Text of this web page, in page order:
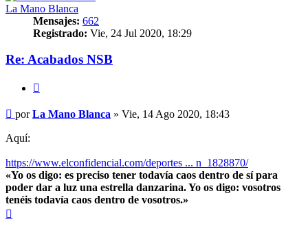
La Mano Blanca
Mensajes: 662
Registrado: Vie, 24 Jul 2020, 18:29
Re: Acabados NSB
Mensaje
porLa Mano Blanca » Vie, 14 Ago 2020, 18:43
Aquí:
https://www.elconfidencial.com/deportes ... n_1828870/
«Yo os digo: es preciso tener todavía caos dentro de sí para
poder dar a luz una estrella danzarina. Yo os digo: vosotros
tenéis todavía caos dentro de vosotros.»